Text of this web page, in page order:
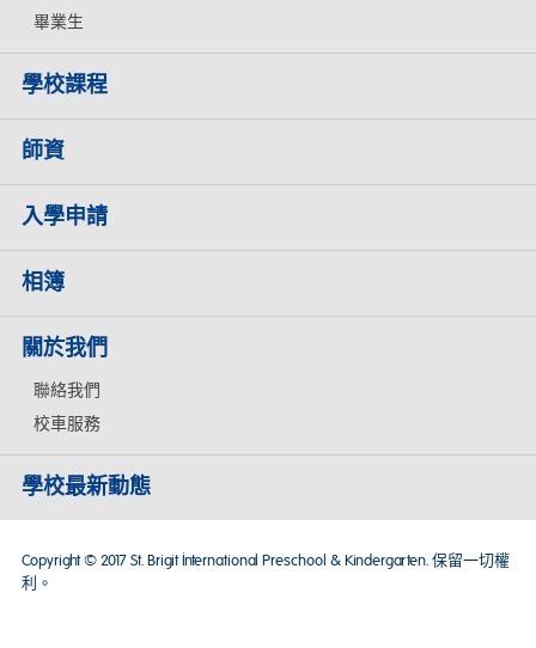
畢業生
學校課程
師資
入學申請
相簿
關於我們
聯絡我們
校車服務
學校最新動態
Copyright © 2017 St. Brigit International Preschool & Kindergarten. 保留一切權
利。